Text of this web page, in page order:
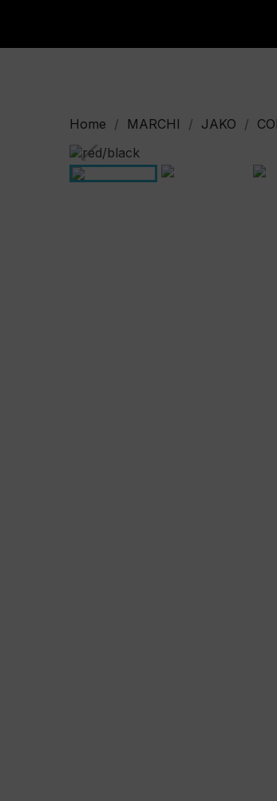
Home MARCHI JAKO